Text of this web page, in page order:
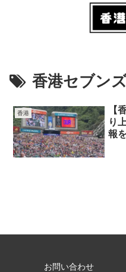
香港セブン
香港
【
り
報
お問い合わせ